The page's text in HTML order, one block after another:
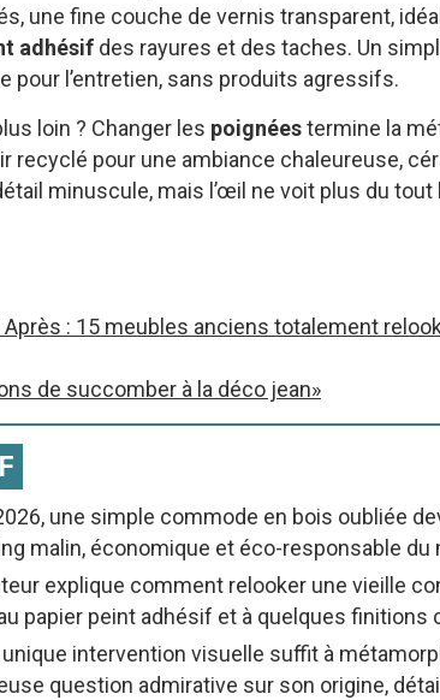
une fine couche de vernis transparent,
adhésif des rayures et des taches. Un
pour l’entretien, sans produits agressifs.
loin ? Changer les poignéestermine la
recyclé pour une ambiance chaleureuse,
minuscule, mais l’œil ne voit plus du
Après : 15 meubles anciens totalement
de succomber à la déco jean»
une simple commode en bois oubliée
malin, économique et éco-responsable du
explique comment relooker une vieille
papier peint adhésif et à quelques finitions
unique intervention visuelle suffit à
question admirative sur son origine,